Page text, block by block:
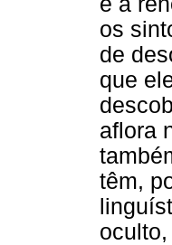
os
de
que
aflora
têm,